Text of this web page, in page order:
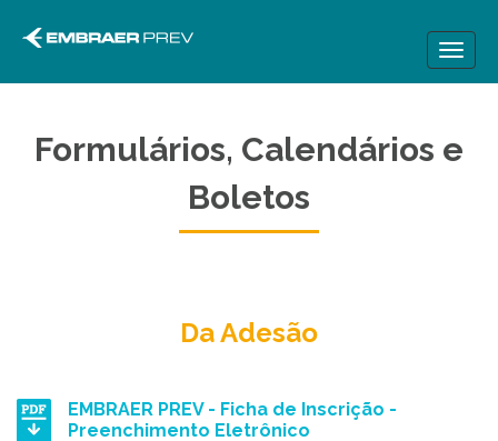
Formulários, Calendários e
Boletos
Da Adesão
EMBRAER PREV - Ficha de Inscrição -
Preenchimento Eletrônico